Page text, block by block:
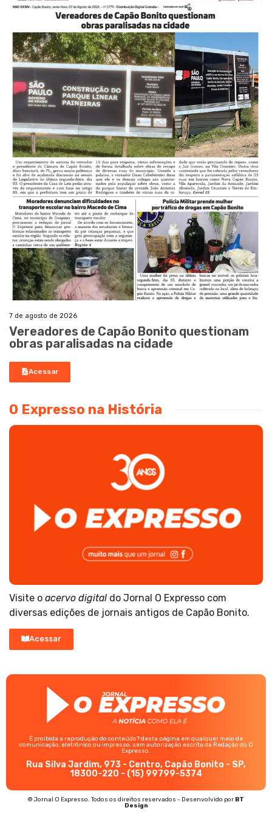
7 de agosto de 2026
Vereadores de Capão Bonito questionam
obras paralisadas na cidade
Acessar
O Expresso na História
Visite o acervo digital do Jornal O Expresso com
diversas edições de jornais antigos de Capão Bonito.
Acessar
É proibida a reprodução do conteúdo? desta página em qualquer meio de
comunicação, eletrônico ou impresso, sem autorização escrita da Redação do O
Expresso.
Rua Silva Jardim, 973 - Centro, Capão Bonito - SP,
18300-220 - (15) 99799-5374
© Jornal O Expresso. Todos os direitos reservados - Desenvolvido por BT
Design